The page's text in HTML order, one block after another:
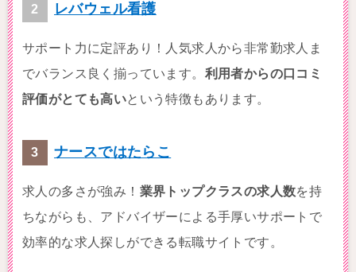
レバウェル看護
サポート力に定評あり！人気求人から非常勤求人ま
でバランス良く揃っています。 利用者からの口コミ
評価がとても高いという特徴もあります。
ナースではたらこ
求人の多さが強み！ 業界トップクラスの求人数を持
ちながらも、アドバイザーによる手厚いサポートで
効率的な求人探しができる転職サイトです。